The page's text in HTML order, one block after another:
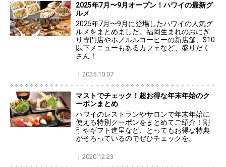
2025年7月〜9月オープン！ハワイの最新グ
ルメ
2025年7月〜9月に登場したハワイの人気グ
ルメをまとめました。福岡生まれのおにぎ
り専門店やホノルルコーヒーの新店舗、$10
以下メニューもあるカフェなど、盛りだく
さん！
2025.10.07
マストでチェック！超お得な年末年始のク
ーポンまとめ
ハワイのレストランやサロンで年末年始に
使える特別クーポンをまとめてご紹介！割
引やギフト進呈など、とってもお得な特典
がそろっているのでぜひチェックを。
2020.12.23